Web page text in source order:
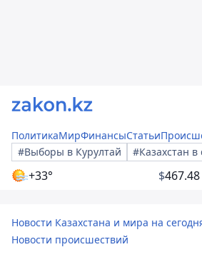
ПолитикаМирФинансыСтатьи
#Выборы в Курултай
#Казахстан
+33° $467.48
Новости Казахстана и мира на
Новости происшествий